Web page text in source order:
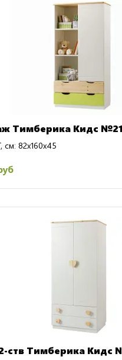
Тимберика Кидс №21
см: 82x160x45
ств Тимберика Кидс